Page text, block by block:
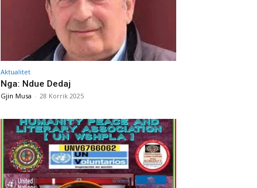
Aktualitet
Nga: Ndue Dedaj
Gjin Musa - 28 Korrik 2025